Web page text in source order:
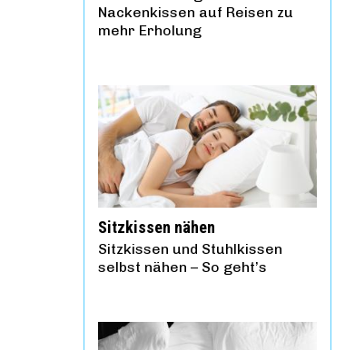
Nackenkissen auf Reisen zu
mehr Erholung
Sitzkissen nähen
Sitzkissen und Stuhlkissen
selbst nähen – So geht’s